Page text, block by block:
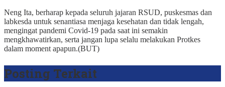
Neng Ita, berharap kepada seluruh jajaran RSUD, puskesmas dan
labkesda untuk senantiasa menjaga kesehatan dan tidak lengah,
mengingat pandemi Covid-19 pada saat ini semakin
mengkhawatirkan, serta jangan lupa selalu melakukan Protkes
dalam moment apapun.(BUT)
Posting Terkait